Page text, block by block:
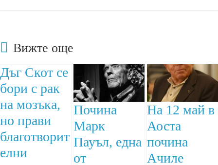
Вижте още
Дъг Скот се
бори с рак
на мозъка,
но прави
благотворит
елни
Почина
Марк
Пауъл, една
от
На 12 май в
Аоста
почина
Ачиле